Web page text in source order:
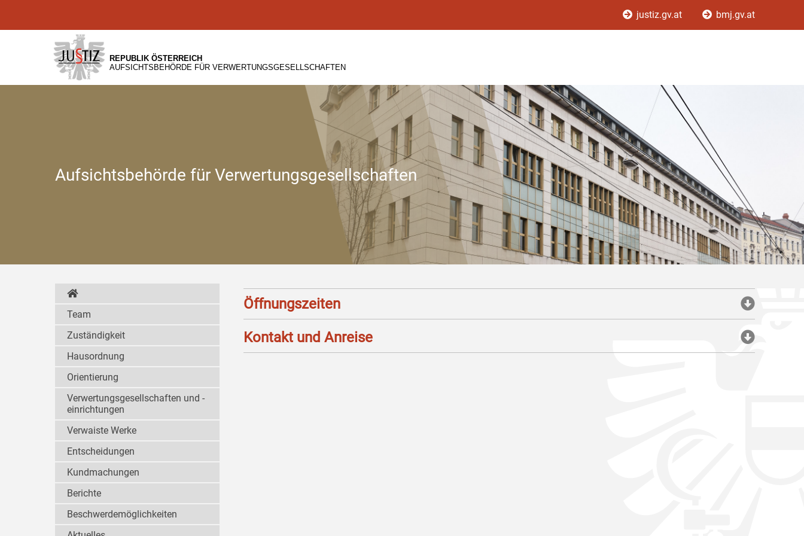
[1]
[2]
justiz.gv.at bmj.gv.at
REPUBLIK ÖSTERREICH
AUFSICHTSBEHÖRDE FÜR VERWERTUNGSGESELLSCHAFTEN
Aufsichtsbehörde für Verwertungsgesellschaften
Öffnungszeiten
Kontakt und Anreise
Team
Zuständigkeit
Hausordnung
Orientierung
Verwertungsgesellschaften und -
einrichtungen
Verwaiste Werke
Entscheidungen
Kundmachungen
Berichte
Beschwerdemöglichkeiten